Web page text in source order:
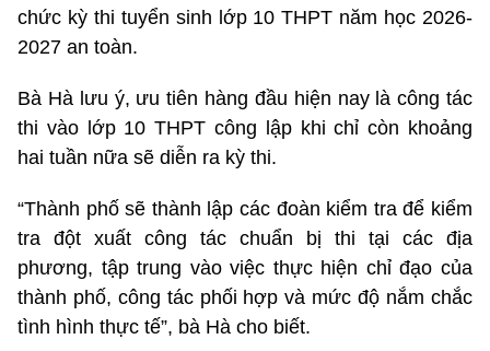
chức kỳ thi tuyển sinh lớp 10 THPT năm học 2026-
2027 an toàn.
Bà Hà lưu ý, ưu tiên hàng đầu hiện nay là công tác
thi vào lớp 10 THPT công lập khi chỉ còn khoảng
hai tuần nữa sẽ diễn ra kỳ thi.
“Thành phố sẽ thành lập các đoàn kiểm tra để kiểm
tra đột xuất công tác chuẩn bị thi tại các địa
phương, tập trung vào việc thực hiện chỉ đạo của
thành phố, công tác phối hợp và mức độ nắm chắc
tình hình thực tế”, bà Hà cho biết.